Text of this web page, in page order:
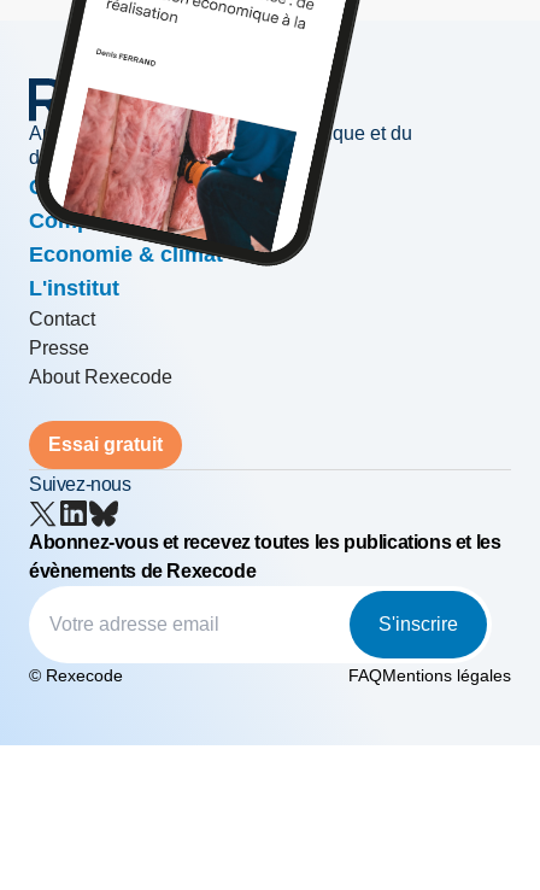
Au service de l'information économique et du
développement des entreprises
Conjoncture & prévisions
Compétitivité & croissance
Economie & climat
L'institut
Contact
Presse
About Rexecode
Essai gratuit
Suivez-nous
Abonnez-vous et recevez toutes les publications et les
évènements de Rexecode
S'inscrire
© Rexecode FAQMentions légales